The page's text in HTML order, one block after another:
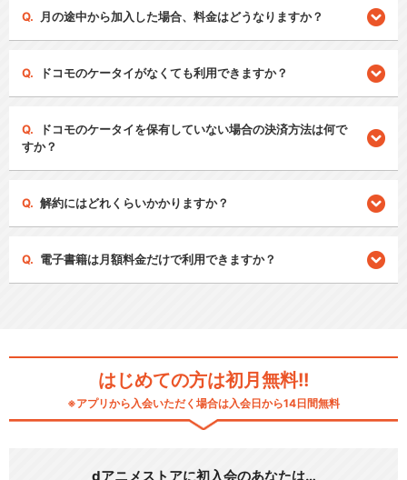
月の途中から加入した場合、料金はどうなりますか？
ドコモのケータイがなくても利用できますか？
ドコモのケータイを保有していない場合の決済方法は何で
すか？
解約にはどれくらいかかりますか？
電子書籍は月額料金だけで利用できますか？
はじめての方は初月無料!!
※アプリから入会いただく場合は入会日から14日間無料
dアニメストアに初入会のあなたは…